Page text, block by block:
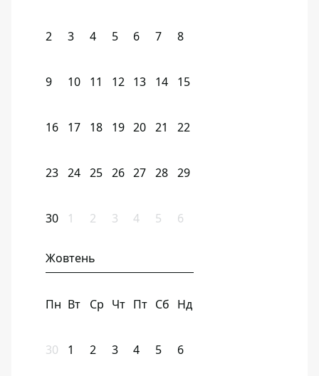
2 3 4 5 6 7 8
9 10 11 12 13 14 15
16 17 18 19 20 21 22
23 24 25 26 27 28 29
30 1 2 3 4 5 6
Жовтень
Пн Вт Ср Чт Пт Сб Нд
30 1 2 3 4 5 6